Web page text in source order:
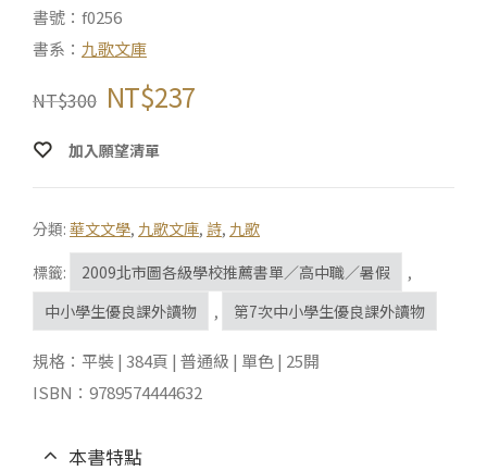
書號：f0256
書系： 九歌文庫
NT$300 NT$237
加入願望清單
分類: 華文文學, 九歌文庫, 詩, 九歌
標籤:
2009北市圖各級學校推薦書單／高中職／暑假
,
中小學生優良課外讀物
, 第7次中小學生優良課外讀物
規格：平裝 | 384頁 | 普通級 | 單色 | 25開
ISBN：9789574444632
本書特點